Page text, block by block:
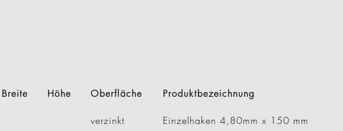
Breite Höhe Oberfläche Produktbezeichnung
verzinkt Einzelhaken 4,80mm x 150 mm